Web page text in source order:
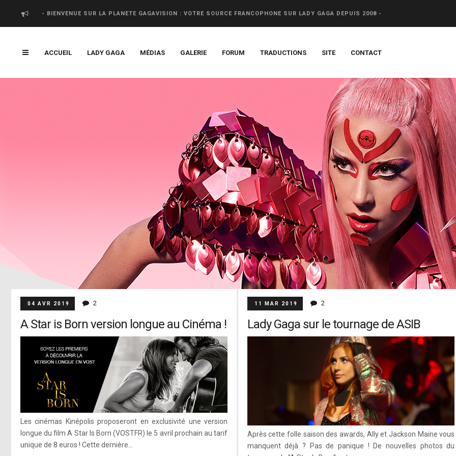
- BIENVENUE SUR LA PLANETE GAGAVISION : VOTRE SOURCE FRANCOPHONE SUR LADY GAGA DEPUIS 2008 -
ACCUEIL LADY GAGA MÉDIAS GALERIE FORUM TRADUCTIONS SITE CONTACT
04 AVR 2019 2
A Star is Born version longue au Cinéma !
Les cinémas Kinépolis proposeront en exclusivité une version
longue du film A Star Is Born (VOSTFR) le 5 avril prochain au tarif
unique de 8 euros ! Cette dernière...
11 MAR 2019 2
Lady Gaga sur le tournage de ASIB
Après cette folle saison des awards, Ally et Jackson Maine vous
manquent déjà ? Pas de panique ! De nouvelles photos du